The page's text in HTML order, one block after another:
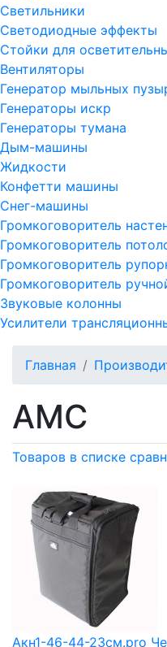
Светильники
Светодиодные эффекты
Стойки для
Вентиляторы
Генератор мыльных
Генераторы искр
Генераторы тумана
Дым-машины
Жидкости
Конфетти машины
Снег-машины
Громкоговоритель
Громкоговоритель
Громкоговоритель
Громкоговоритель
Звуковые колонны
Усилители
Главная
AMC
Товаров в списке
Акн1-46-44-23см.pro